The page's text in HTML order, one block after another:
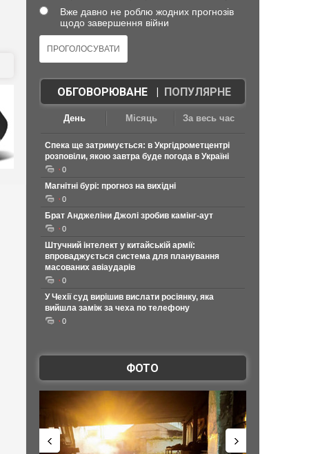
Вже давно не роблю жодних прогнозів
щодо завершення війни
ОБГОВОРЮВАНЕ| ПОПУЛЯРНЕ
День Місяць За весь час
Спека ще затримується: в Укргідрометцентрі
розповіли, якою завтра буде погода в Україні
0
Магнітні бурі: прогноз на вихідні
0
Брат Анджеліни Джолі зробив камінг-аут
0
Штучний інтелект у китайській армії:
впроваджується система для планування
масованих авіаударів
0
У Чехії суд вирішив вислати росіянку, яка
вийшла заміж за чеха по телефону
0
ФОТО